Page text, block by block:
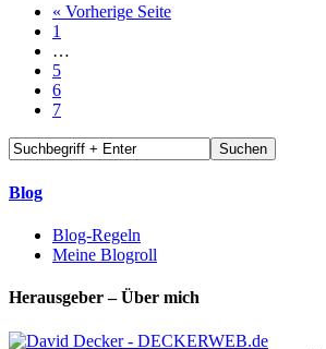
« Vorherige Seite
1
…
5
6
7
Blog
Blog-Regeln
Meine Blogroll
Herausgeber – Über mich